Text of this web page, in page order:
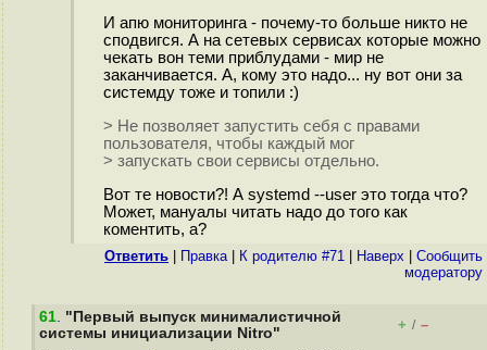
И апю мониторинга - почему-то больше никто не
сподвигся. А на сетевых сервисах которые можно
чекать вон теми приблудами - мир не
заканчивается. А, кому это надо... ну вот они за
системду тоже и топили :)
> Не позволяет запустить себя с правами
пользователя, чтобы каждый мог
> запускать свои сервисы отдельно.
Вот те новости?! А systemd --user это тогда что?
Может, мануалы читать надо до того как
коментить, а?
Ответить Правка| К родителю #71 Наверх
Cообщить
модератору
61. "Первый выпуск минималистичной
системы инициализации Nitro"
+ / –